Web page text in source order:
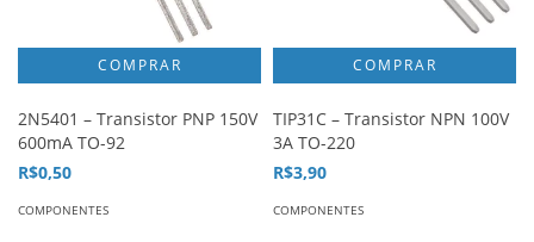
2N5401 – Transistor PNP 150V
600mA TO-92
R$0,50
COMPONENTES
TIP31C – Transistor NPN 100V
3A TO-220
R$3,90
COMPONENTES